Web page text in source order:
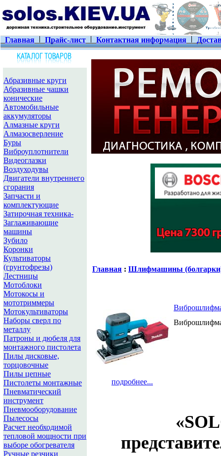
Главная Прайс-лист Контактная информация
Абразивные круги
Абразивные чашки
конические
Автомобильные
аккумуляторы
Алмазные круги
Алмазосверление
Буры
Виброуплотнители
Видеоглазки
Воздуходувы
Двигатели внутреннего
сгорания
Запчасти и
комплектующие
Затирочная техника-
Заглаживающие
машины
Зубило
Коронки
Культиваторы
(грунтофрезы)
Лестницы
Мотоблоки
Мотокосы и
мототриммеры
Мотокультиваторы
Наборы сверл по
металлу
Патроны и дюбеля для
монтажного пистолета
Пилы дисковые,
торцовочные
Пилы цепные
Пистолеты монтажные
Пневматический
инструмент
Пневмооборудование
Пылесосы
Расчет необходимой
тепловой мощности при
выборе обогревателя
Ручные резчики
Главная : Шлифмашины
подробнее...
«